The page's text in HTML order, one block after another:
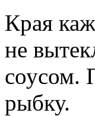
Края
не
соусом.
рыбку.